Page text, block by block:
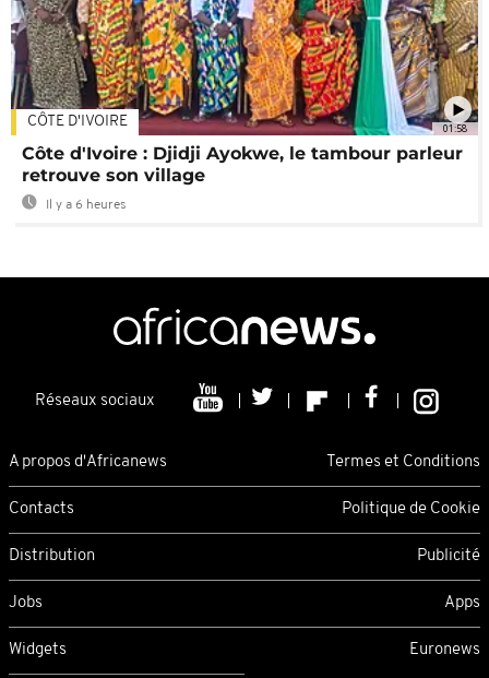
01:58
CÔTE D'IVOIRE
Côte d'Ivoire : Djidji Ayokwe, le tambour parleur
retrouve son village
Il y a 6 heures
Réseaux sociaux
A propos d'Africanews Termes et Conditions
Contacts Politique de Cookie
Distribution Publicité
Jobs Apps
Widgets Euronews